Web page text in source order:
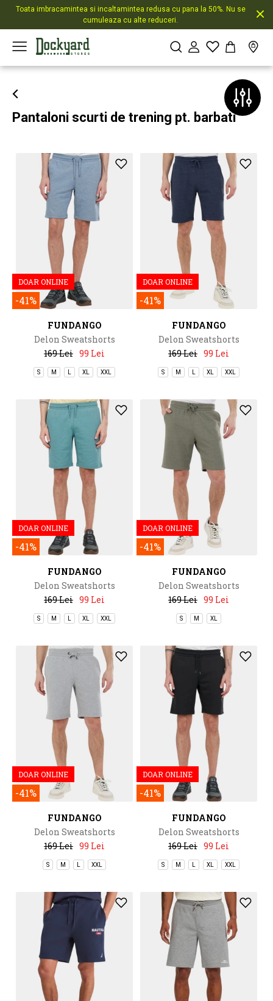
Toata imbracamintea si incaltamintea redusa cu pana la 50%. Nu se
cumuleaza cu alte reduceri.
Pantaloni scurti de trening pt. barbati
DOAR ONLINE
-41%
FUNDANGO
Delon Sweatshorts
169 Lei 99 Lei
S M XL XXL
DOAR ONLINE
-41%
FUNDANGO
Delon Sweatshorts
169 Lei 99 Lei
S M XL XXL
DOAR ONLINE
-41%
FUNDANGO
Delon Sweatshorts
169 Lei 99 Lei
S M XL XXL
DOAR ONLINE
-41%
FUNDANGO
Delon Sweatshorts
169 Lei 99 Lei
S M XL
DOAR ONLINE
-41%
FUNDANGO
Delon Sweatshorts
169 Lei 99 Lei
S M XXL
DOAR ONLINE
-41%
FUNDANGO
Delon Sweatshorts
169 Lei 99 Lei
S M XL XXL